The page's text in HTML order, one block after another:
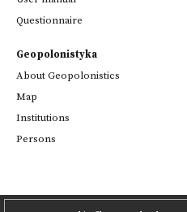
Questionnaire
Geopolonistyka
About Geopolonistics
Map
Institutions
Persons